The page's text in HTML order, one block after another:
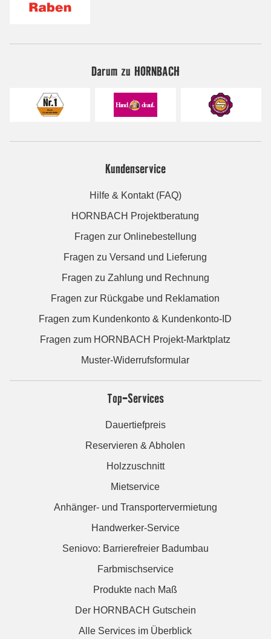
Darum zu HORNBACH
Kundenservice
Hilfe & Kontakt (FAQ)
HORNBACH Projektberatung
Fragen zur Onlinebestellung
Fragen zu Versand und Lieferung
Fragen zu Zahlung und Rechnung
Fragen zur Rückgabe und Reklamation
Fragen zum Kundenkonto & Kundenkonto-ID
Fragen zum HORNBACH Projekt-Marktplatz
Muster-Widerrufsformular
Top-Services
Dauertiefpreis
Reservieren & Abholen
Holzzuschnitt
Mietservice
Anhänger- und Transportervermietung
Handwerker-Service
Seniovo: Barrierefreier Badumbau
Farbmischservice
Produkte nach Maß
Der HORNBACH Gutschein
Alle Services im Überblick